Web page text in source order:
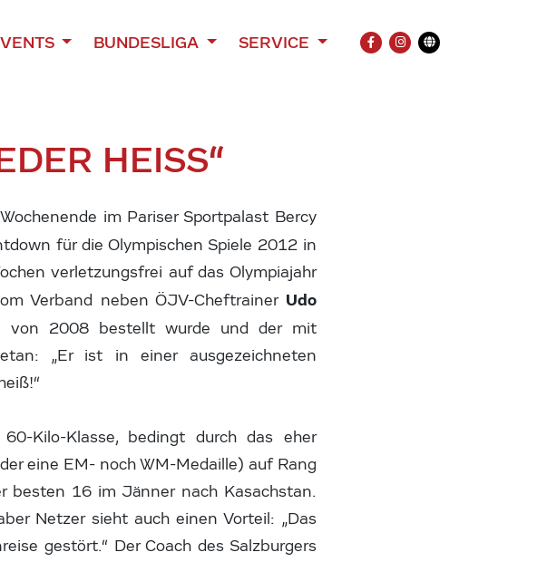
BUNDESLIGA SERVICE
FACEBOOK
INSTAGRAM
Übersetzung
HEISS“
im Pariser Sportpalast Bercy
für die Olympischen Spiele 2012 in
verletzungsfrei auf das Olympiajahr
Verband neben ÖJV-Cheftrainer Udo
von 2008 bestellt wurde und der mit
„Er ist in einer ausgezeichneten
Kilo-Klasse, bedingt durch das eher
eine EM- noch WM-Medaille) auf Rang
besten 16 im Jänner nach Kasachstan.
Netzer sieht auch einen Vorteil: „Das
gestört.“ Der Coach des Salzburgers